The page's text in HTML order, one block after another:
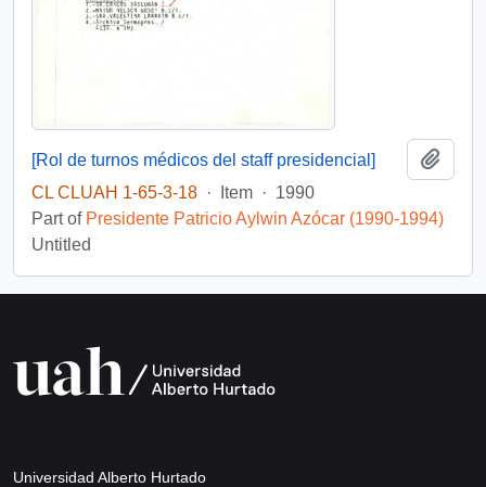
[Rol de turnos médicos del staff presidencial]
CL CLUAH 1-65-3-18 · Item · 1990
Part of Presidente Patricio Aylwin Azócar (1990-1994)
Untitled
Universidad Alberto Hurtado